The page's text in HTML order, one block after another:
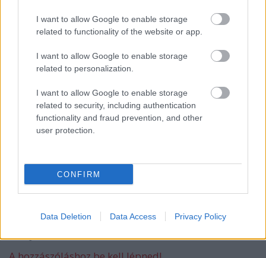
I want to allow Google to enable storage
related to functionality of the website or app.
I want to allow Google to enable storage
related to personalization.
I want to allow Google to enable storage
related to security, including authentication
functionality and fraud prevention, and other
user protection.
CONFIRM
Data Deletion Data Access Privacy Policy
Könyvajánló: Steigervald Krisztián: Szülői
Könyvajánló: Roger Crowley: Fűszer
(2025)
Könyvajánló: Kálmán Éva-Mautner Zsófi:
A Ferdinánd süteményeskönyve (2025)